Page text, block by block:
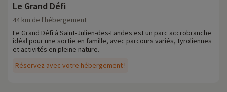
Le Grand Défi
Réservez avec votre hébergement !
44 km de l'hébergement
Le Grand Défi à Saint-Julien-des-Landes est un parc accrobranche
idéal pour une sortie en famille, avec parcours variés, tyroliennes
et activités en pleine nature.